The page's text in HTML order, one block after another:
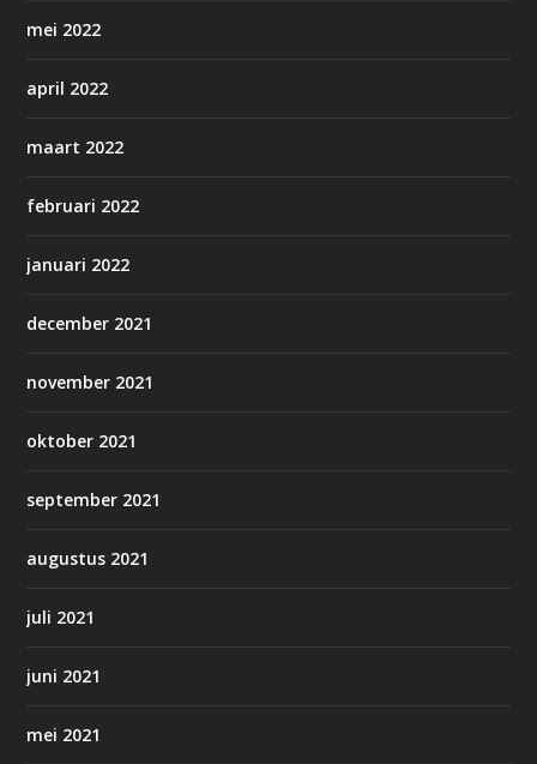
mei 2022
april 2022
maart 2022
februari 2022
januari 2022
december 2021
november 2021
oktober 2021
september 2021
augustus 2021
juli 2021
juni 2021
mei 2021